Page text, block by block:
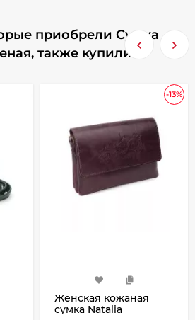
приобрели Сумка
также купили
-13%
Женская кожаная
сумка Natalia